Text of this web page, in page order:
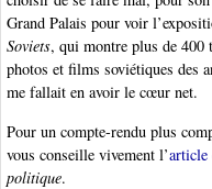
Grand Palais pour voir
Soviets, qui montre plus de 400
photos et films soviétiques des
me fallait en avoir le cœur net.
Pour un compte-rendu plus
vous conseille vivement l’article
politique.